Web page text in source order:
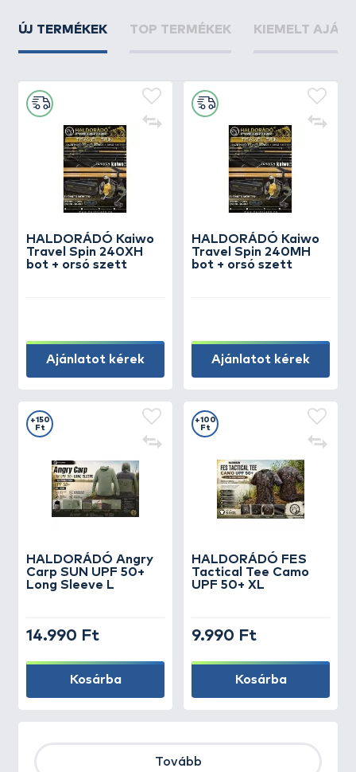
ÚJ TERMÉKEK TOP TERMÉKEK KIEMELT
HALDORÁDÓ Kaiwo
Travel Spin 240XH
bot + orsó szett
Ajánlatot kérek
HALDORÁDÓ Kaiwo
Travel Spin 240MH
bot + orsó szett
Ajánlatot kérek
HALDORÁDÓ Angry
Carp SUN UPF 50+
Long Sleeve L
+150
Ft
14.990 Ft
Kosárba
HALDORÁDÓ FES
Tactical Tee Camo
UPF 50+ XL
+100
Ft
9.990 Ft
Kosárba
Tovább